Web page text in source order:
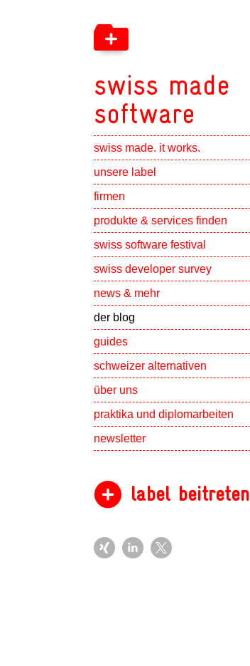
swiss made
software
swiss made. it works.
unsere label
firmen
produkte & services finden
swiss software festival
swiss developer survey
news & mehr
der blog
guides
schweizer alternativen
über uns
praktika und diplomarbeiten
newsletter
label beitreten